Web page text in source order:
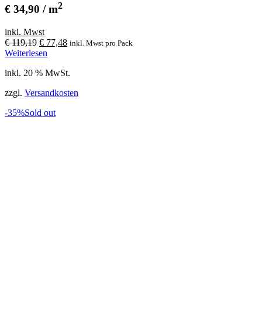
€ 34,90 / m2
inkl. Mwst
€119,19 Ursprünglicher
Preis
€ 119,19
€ 77,48Aktueller
€ 77,48.
inkl. Mwst pro Pack
Weiterlesen
inkl. 20 % MwSt.
zzgl. Versandkosten
-35%Sold out